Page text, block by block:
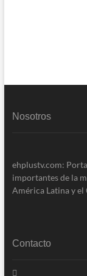
Nosotros
ehplustv.com:
importantes de la
América Latina y el
Contacto